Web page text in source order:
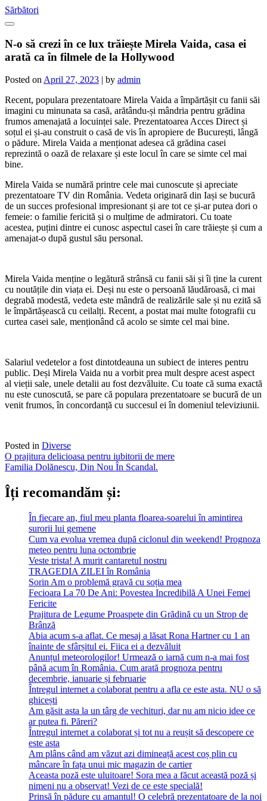
Skip
to
Sărbători
N-o să crezi în ce lux trăiește Mirela Vaida, casa ei
arată ca în filmele de la Hollywood
Posted onApril 27, 2023 | by admin
Recent, populara prezentatoare Mirela Vaida a împărtășit cu fanii săi
imagini cu minunata sa casă, arătându-și mândria pentru grădina
frumos amenajată a locuinței sale. Prezentatoarea Acces Direct și
soțul ei și-au construit o casă de vis în apropiere de București, lângă
o pădure. Mirela Vaida a menționat adesea că grădina casei
reprezintă o oază de relaxare și este locul în care se simte cel mai
bine.
Mirela Vaida se numără printre cele mai cunoscute și apreciate
prezentatoare TV din România. Vedeta originară din Iași se bucură
de un succes profesional impresionant și are tot ce și-ar putea dori o
femeie: o familie fericită și o mulțime de admiratori. Cu toate
acestea, puțini dintre ei cunosc aspectul casei în care trăiește și cum a
amenajat-o după gustul său personal.
Mirela Vaida menține o legătură strânsă cu fanii săi și îi ține la curent
cu noutățile din viața ei. Deși nu este o persoană lăudăroasă, ci mai
degrabă modestă, vedeta este mândră de realizările sale și nu ezită să
le împărtășească cu ceilalți. Recent, a postat mai multe fotografii cu
curtea casei sale, menționând că acolo se simte cel mai bine.
Salariul vedetelor a fost dintotdeauna un subiect de interes pentru
public. Deși Mirela Vaida nu a vorbit prea mult despre acest aspect
al vieții sale, unele detalii au fost dezvăluite. Cu toate că suma exactă
nu este cunoscută, se pare că populara prezentatoare se bucură de un
venit frumos, în concordanță cu succesul ei în domeniul televiziunii.
Posted in Diverse
Post
navigation
O prajitura delicioasa pentru iubitorii de mere
Familia Dolănescu, Din Nou În Scandal.
Îți recomandăm și:
În fiecare an, fiul meu planta floarea-soarelui în amintirea
surorii lui gemene
Cum va evolua vremea după ciclonul din weekend! Prognoza
meteo pentru luna octombrie
Veste trista! A murit cantaretul nostru
TRAGEDIA ZILEI în România
Sorin Am o problemă gravă cu soția mea
Fecioara La 70 De Ani: Povestea Incredibilă A Unei Femei
Fericite
Prajitura de Legume Proaspete din Grădină cu un Strop de
Brânză
Abia acum s-a aflat. Ce mesaj a lăsat Rona Hartner cu 1 an
înainte de sfârșitul ei. Fiica ei a dezvăluit
Anunțul meteorologilor! Urmează o iarnă cum n-a mai fost
până acum în România. Cum arată prognoza pentru
decembrie, ianuarie și februarie
Întregul internet a colaborat pentru a afla ce este asta. NU o să
ghicești
Am găsit asta la un târg de vechituri, dar nu am nicio idee ce
ar putea fi. Păreri?
Întregul internet a colaborat și tot nu a reușit să descopere ce
este asta
Am plâns când am văzut azi dimineață acest coș plin cu
mâncare în fața unui mic magazin de cartier
Aceasta poză este uluitoare! Sora mea a făcut această poză și
nimeni nu a observat! Vezi de ce este specială!
Prinsă în pădure cu amantul! O celebră prezentatoare de la noi